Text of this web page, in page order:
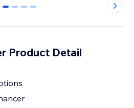
0 1 2 3
Product Detail